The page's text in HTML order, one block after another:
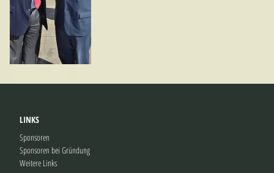
LINKS
Sponsoren
Sponsoren bei Gründung
Weitere Links